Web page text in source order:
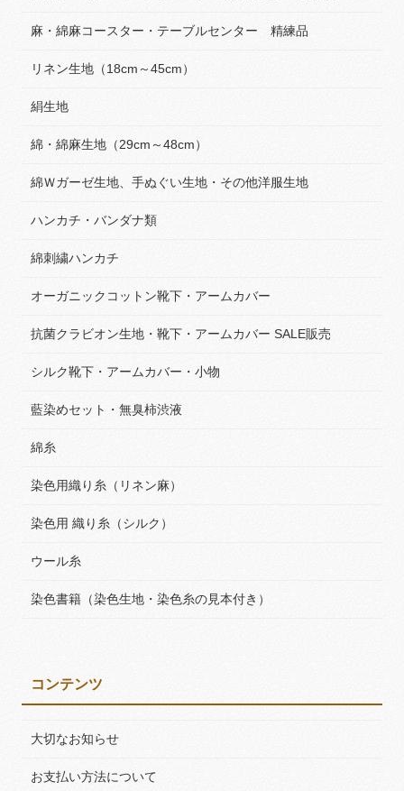
麻・綿麻コースター・テーブルセンター 精練品
リネン生地（18cm～45cm）
絹生地
綿・綿麻生地（29cm～48cm）
綿Ｗガーゼ生地、手ぬぐい生地・その他洋服生地
ハンカチ・バンダナ類
綿刺繍ハンカチ
オーガニックコットン靴下・アームカバー
抗菌クラビオン生地・靴下・アームカバー SALE販売
シルク靴下・アームカバー・小物
藍染めセット・無臭柿渋液
綿糸
染色用織り糸（リネン麻）
染色用 織り糸（シルク）
ウール糸
染色書籍（染色生地・染色糸の見本付き）
コンテンツ
大切なお知らせ
お支払い方法について